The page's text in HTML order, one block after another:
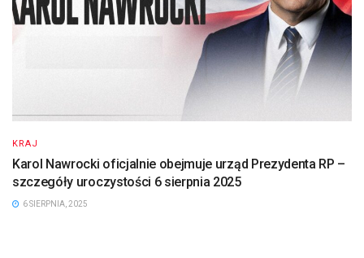
KRAJ
Karol Nawrocki oficjalnie obejmuje urząd Prezydenta RP –
szczegóły uroczystości 6 sierpnia 2025
6 SIERPNIA, 2025